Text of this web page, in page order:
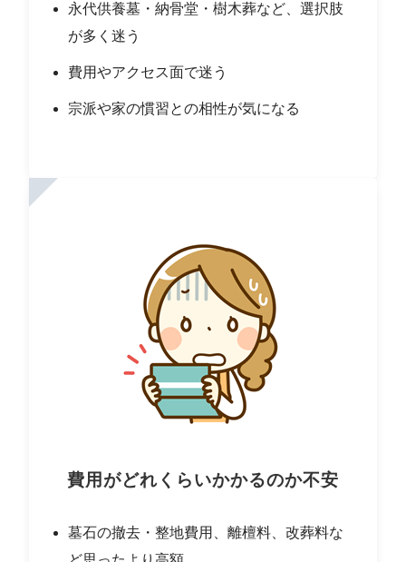
永代供養墓・納骨堂・樹木葬など、選択肢
が多く迷う
費用やアクセス面で迷う
宗派や家の慣習との相性が気になる
費用がどれくらいかかるのか不安
墓石の撤去・整地費用、離檀料、改葬料な